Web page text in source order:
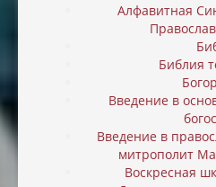
Алфавитная
Библия
Введение в
Введение в
митрополит
Воскресная